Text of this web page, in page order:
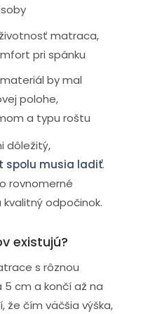
matraca,
pri spánku
by mal
polohe,
a typu roštu
dôležitý,
spolu musia ladiť.
rovnomerné
odpočinok.
existujú?
s rôznou
5 cm a končí až na
že čím väčšia výška,